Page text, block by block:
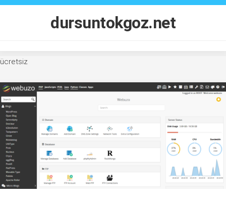
Skip
dursuntokgoz.net
ücretsiz